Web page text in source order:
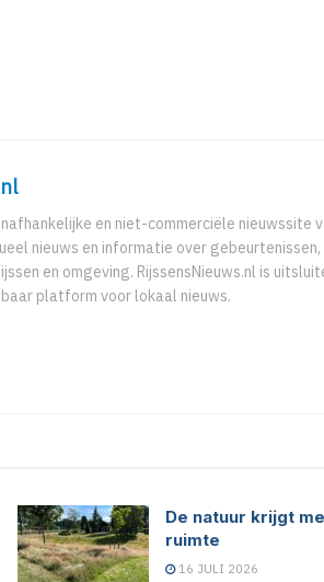
en niet-commerciële nieuwssite
nieuws en informatie over gebeurtenissen,
en omgeving. RijssensNieuws.nl is
platform voor lokaal nieuws.
De natuur krijgt
ruimte
16 JULI 2026